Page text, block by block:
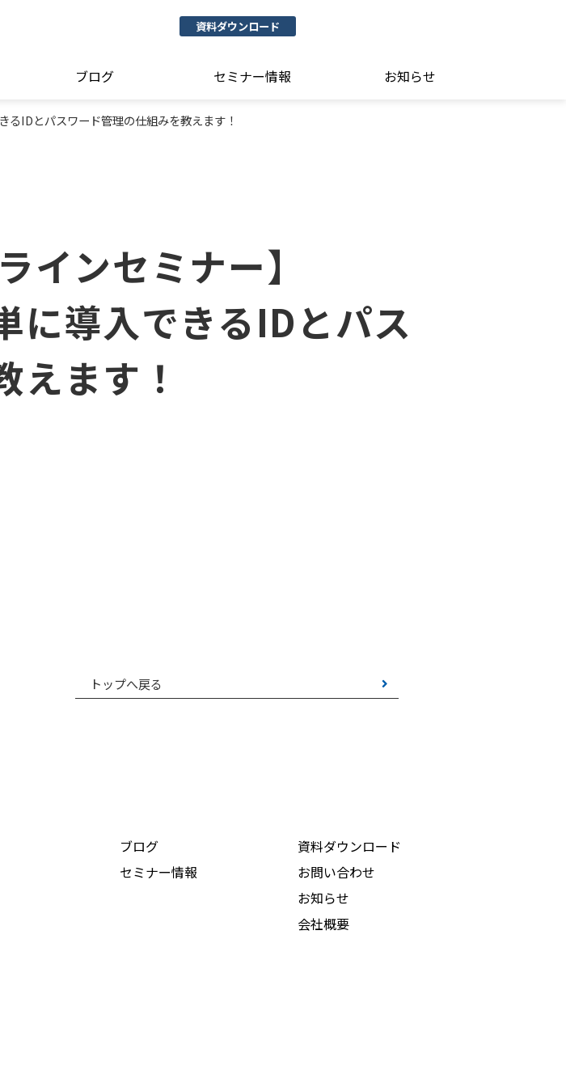
資料ダウンロード
ブログ セミナー情報 お知らせ
IDとパスワード管理の仕組みを教えます！
インセミナー】
に導入できるIDとパス
えます！
トップへ戻る
ブログ
セミナー情報
資料ダウンロード
お問い合わせ
お知らせ
会社概要